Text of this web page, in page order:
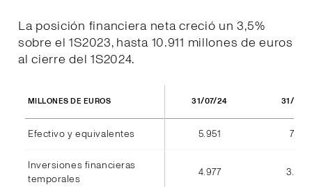
La posición financiera neta creció un 3,5%
sobre el 1S2023, hasta 10.911 millones de euros
al cierre del 1S2024.
MILLONES DE EUROS 31/07/24 31/07/
Efectivo y equivalentes 5.951 7.177
Inversiones financieras
temporales
4.977 3.380